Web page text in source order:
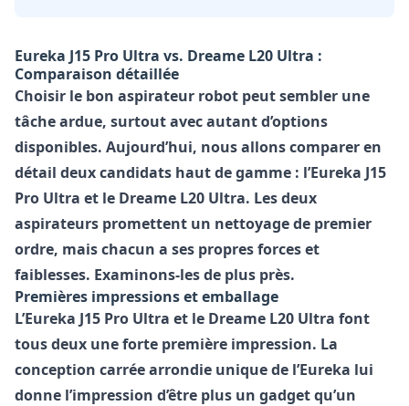
Eureka J15 Pro Ultra vs. Dreame L20 Ultra :
Comparaison détaillée
Choisir le bon aspirateur robot peut sembler une
tâche ardue, surtout avec autant d’options
disponibles. Aujourd’hui, nous allons comparer en
détail deux candidats haut de gamme : l’Eureka J15
Pro Ultra et le Dreame L20 Ultra. Les deux
aspirateurs promettent un nettoyage de premier
ordre, mais chacun a ses propres forces et
faiblesses. Examinons-les de plus près.
Premières impressions et emballage
L’Eureka J15 Pro Ultra et le Dreame L20 Ultra font
tous deux une forte première impression. La
conception carrée arrondie unique de l’Eureka lui
donne l’impression d’être plus un gadget qu’un